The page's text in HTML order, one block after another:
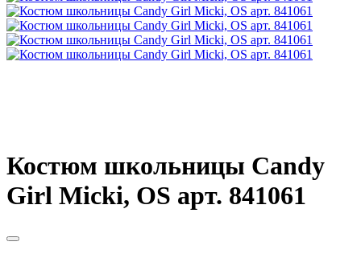
Костюм школьницы Candy
Girl Micki, OS арт. 841061